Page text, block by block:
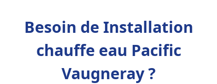
Besoin de Installation
chauffe eau Pacific
Vaugneray ?